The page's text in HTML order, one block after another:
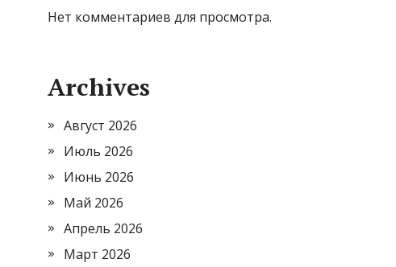
Нет комментариев для просмотра.
Archives
Август 2026
Июль 2026
Июнь 2026
Май 2026
Апрель 2026
Март 2026